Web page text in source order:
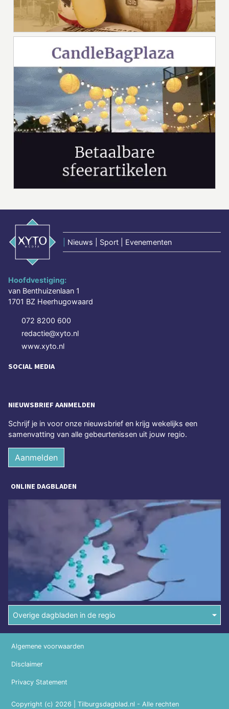
Nieuws | Sport | Evenementen
Hoofdvestiging:
van Benthuizenlaan 1
1701 BZ Heerhugowaard
072 8200 600
redactie@xyto.nl
www.xyto.nl
SOCIAL MEDIA
NIEUWSBRIEF AANMELDEN
Schrijf je in voor onze nieuwsbrief en krijg wekelijks een
samenvatting van alle gebeurtenissen uit jouw regio.
Aanmelden
ONLINE DAGBLADEN
Overige dagbladen in de regio
Copyright (c) 2026 | Tilburgsdagblad.nl - Alle rechten
Algemene voorwaarden
Disclaimer
Privacy Statement